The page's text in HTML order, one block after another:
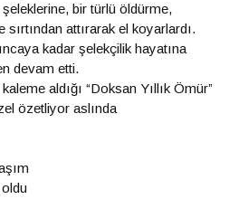
bir türlü öldürme,
attırarak el koyarlardı.
kadar şelekçilik hayatına
devam etti.
aldığı “Doksan Yıllık Ömür”
özetliyor aslında